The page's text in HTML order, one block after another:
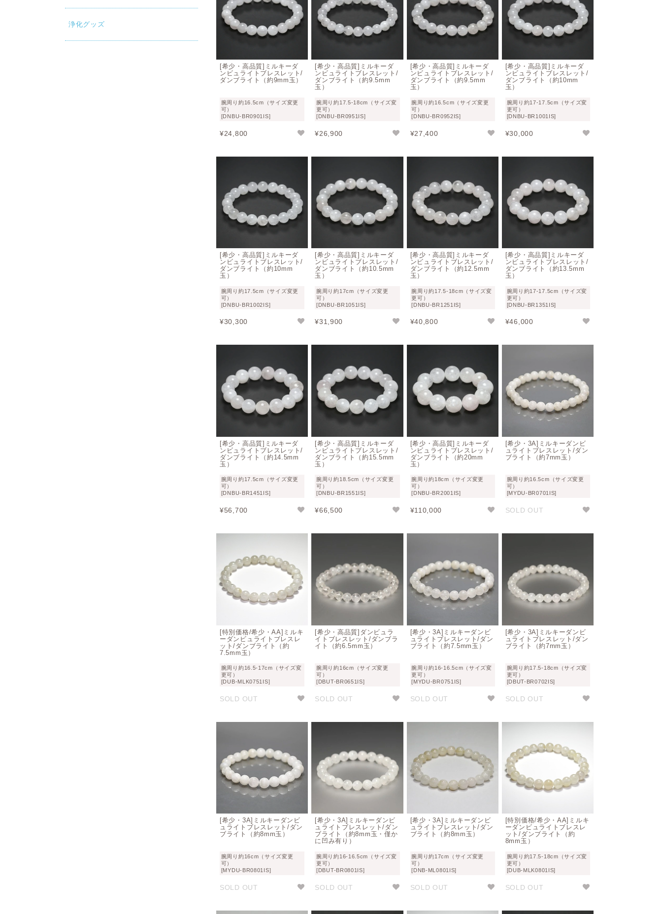
浄化グッズ
品質としては透明度の高い結晶の方が希少性が高いですが、もうひとつの希少性として “大きさ” が挙げ
られます。
ダンビュライト原石は大きな原石がほとんど見つからないため、大きなビーズで作製されたブレスレット
ダンビュライトのスピリチュアル効果や意味合い
： 水晶を超える浄化力・固定観念から心を解き放つ・調和・安定・バランスの
調整・癒し
精神や感情面に対して強い癒しの効果を持つ と云われており、ダンブライトの波動が光で包み込むように
持ち主を護ってくれるとされているそうです。
一説によればこの石と同調することにより、水晶の1000倍以上もの浄化力を体験できると言われていま
す。そのため、スピリチュアルガイドやマスター達との遭遇をよりクリアーな状態で体験する重要なアイ
テムとされているそうです。（近年大人気の新しいヒーリングストーンの中では「アグニ・ゴールド」と
固定観念から心を解き放ち全ての出来事が自身の学びであることに気づくきっかけを与えてくれるとも伝
えられています。
※パワーストーン・ヒーリング効果については諸説ある点や科学的根拠の証明ができない点をご理解の上
お迎えくださいませ。
鉱物的にもスピリチュアル的にも、とても興味深いダンビュライトブレスレットを是非お楽しみください
セージによる燻蒸、日光浴、月光浴、水晶による浄化、流水による浄化など
鉱物としてのダンビュライト概要
英語名 Danburite
だんぶり石
7～7.5
化学組成 Ca[B2Si2O8]
[希少・高品質]ミルキーダ
ンビュライトブレスレット/
ダンブライト（約9mm玉）
腕周り約16.5cm（サイズ変更
可）
[DNBU-BR0901IS]
¥24,800
[希少・高品質]ミルキーダ
ンビュライトブレスレット/
ダンブライト（約9.5mm
玉）
腕周り約17.5-18cm（サイズ変
更可）
[DNBU-BR0951IS]
¥26,900
[希少・高品質]ミルキーダ
ンビュライトブレスレット/
ダンブライト（約9.5mm
玉）
腕周り約16.5cm（サイズ変更
可）
[DNBU-BR0952IS]
¥27,400
[希少・高品質]ミルキーダ
ンビュライトブレスレット/
ダンブライト（約10mm
玉）
腕周り約17-17.5cm（サイズ変
更可）
[DNBU-BR1001IS]
¥30,000
[希少・高品質]ミルキーダ
ンビュライトブレスレット/
ダンブライト（約10mm
玉）
腕周り約17.5cm（サイズ変更
可）
[DNBU-BR1002IS]
¥30,300
[希少・高品質]ミルキーダ
ンビュライトブレスレット/
ダンブライト（約10.5mm
玉）
腕周り約17cm（サイズ変更
可）
[DNBU-BR1051IS]
¥31,900
[希少・高品質]ミルキーダ
ンビュライトブレスレット/
ダンブライト（約12.5mm
玉）
腕周り約17.5-18cm（サイズ変
更可）
[DNBU-BR1251IS]
¥40,800
[希少・高品質]ミルキーダ
ンビュライトブレスレット/
ダンブライト（約13.5mm
玉）
腕周り約17-17.5cm（サイズ変
更可）
[DNBU-BR1351IS]
¥46,000
[希少・高品質]ミルキーダ
ンビュライトブレスレット/
ダンブライト（約14.5mm
玉）
腕周り約17.5cm（サイズ変更
可）
[DNBU-BR1451IS]
¥56,700
[希少・高品質]ミルキーダ
ンビュライトブレスレット/
ダンブライト（約15.5mm
玉）
腕周り約18.5cm（サイズ変更
可）
[DNBU-BR1551IS]
¥66,500
[希少・高品質]ミルキーダ
ンビュライトブレスレット/
ダンブライト（約20mm
玉）
腕周り約18cm（サイズ変更
可）
[DNBU-BR2001IS]
¥110,000
[希少・3A]ミルキーダンビ
ュライトブレスレット/ダン
ブライト（約7mm玉）
腕周り約16.5cm（サイズ変更
可）
[MYDU-BR0701IS]
SOLD OUT
[特別価格/希少・AA]ミルキ
ーダンビュライトブレスレ
ット/ダンブライト（約
7.5mm玉）
腕周り約16.5-17cm（サイズ変
更可）
[DUB-MLK0751IS]
SOLD OUT
[希少・高品質]ダンビュラ
イトブレスレット/ダンブラ
イト（約6.5mm玉）
腕周り約16cm（サイズ変更
可）
[DBUT-BR0651IS]
SOLD OUT
[希少・3A]ミルキーダンビ
ュライトブレスレット/ダン
ブライト（約7.5mm玉）
腕周り約16-16.5cm（サイズ変
更可）
[MYDU-BR0751IS]
SOLD OUT
[希少・3A]ミルキーダンビ
ュライトブレスレット/ダン
ブライト（約7mm玉）
腕周り約17.5-18cm（サイズ変
更可）
[DBUT-BR0702IS]
SOLD OUT
[希少・3A]ミルキーダンビ
ュライトブレスレット/ダン
ブライト（約8mm玉）
腕周り約16cm（サイズ変更
可）
[MYDU-BR0801IS]
SOLD OUT
[希少・3A]ミルキーダンビ
ュライトブレスレット/ダン
ブライト（約8mm玉・僅か
に凹み有り）
腕周り約16-16.5cm（サイズ変
更可）
[DBUT-BR0801IS]
SOLD OUT
[希少・3A]ミルキーダンビ
ュライトブレスレット/ダン
ブライト（約8mm玉）
腕周り約17cm（サイズ変更
可）
[DNB-ML0801IS]
SOLD OUT
[特別価格/希少・AA]ミルキ
ーダンビュライトブレスレ
ット/ダンブライト（約
8mm玉）
腕周り約17.5-18cm（サイズ変
更可）
[DUB-MLK0801IS]
SOLD OUT